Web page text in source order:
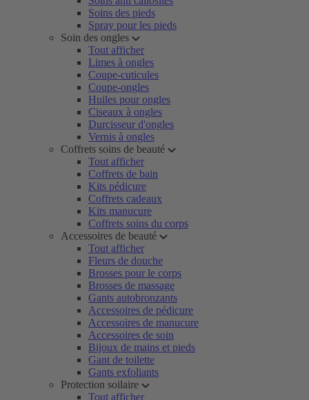
Soins des pieds
Spray pour les pieds
Soin des ongles
Tout afficher
Limes à ongles
Coupe-cuticules
Coupe-ongles
Huiles pour ongles
Ciseaux à ongles
Durcisseur d'ongles
Vernis à ongles
Coffrets soins de beauté
Tout afficher
Coffrets de bain
Kits pédicure
Coffrets cadeaux
Kits manucure
Coffrets soins du corps
Accessoires de beauté
Tout afficher
Fleurs de douche
Brosses pour le corps
Brosses de massage
Gants autobronzants
Accessoires de pédicure
Accessoires de manucure
Accessoires de soin
Bijoux de mains et pieds
Gant de toilette
Gants exfoliants
Protection soilaire
Tout afficher